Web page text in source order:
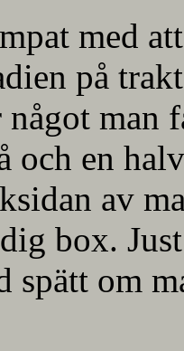
med
på
man
och en
av
box.
spätt om